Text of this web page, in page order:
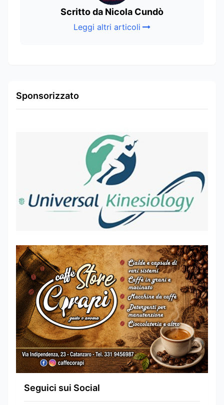
Scritto da Nicola Cundò
Leggi altri articoli
Sponsorizzato
Seguici sui Social